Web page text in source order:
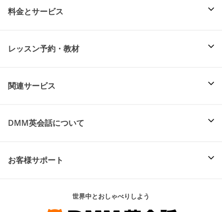
料金とサービス
レッスン予約・教材
関連サービス
DMM英会話について
お客様サポート
世界中とおしゃべりしよう